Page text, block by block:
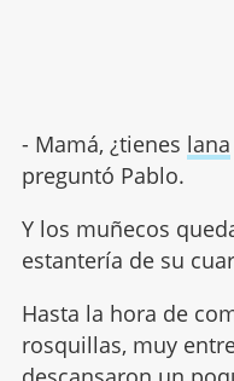
- Mamá, ¿tienes lana
preguntó Pablo.
Y los muñecos
estantería de su
Hasta la hora de
rosquillas, muy